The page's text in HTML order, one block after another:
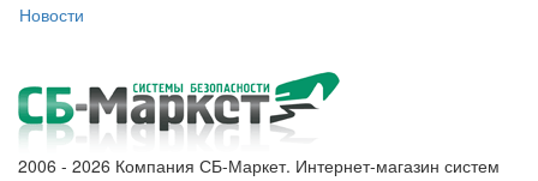
Новости
2006 - 2026 Компания СБ-Маркет. Интернет-магазин систем